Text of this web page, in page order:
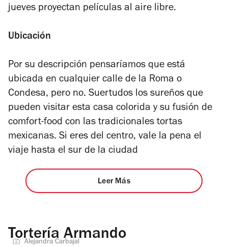
jueves proyectan películas al aire libre.
Ubicación
Por su descripción pensaríamos que está
ubicada en cualquier calle de la Roma o
Condesa, pero no. Suertudos los sureños que
pueden visitar esta casa colorida y su fusión de
comfort-food con las tradicionales tortas
mexicanas. Si eres del centro, vale la pena el
viaje hasta el sur de la ciudad
Leer Más
Tortería Armando
Alejandra Carbajal